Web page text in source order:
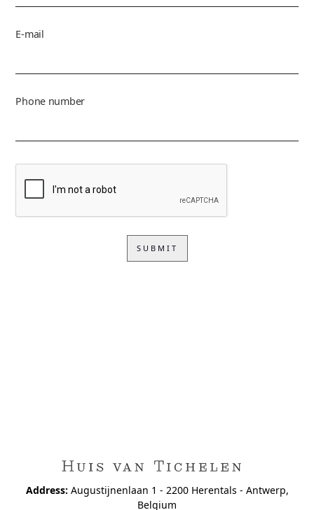
E-mail
Phone number
Address: Augustijnenlaan 1 - 2200 Herentals - Antwerp,
Belgium